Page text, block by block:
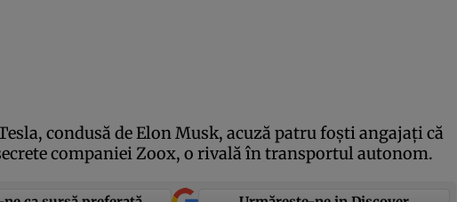
condusă de Elon Musk, acuză patru foşti angajaţi că
companiei Zoox, o rivală în transportul autonom.